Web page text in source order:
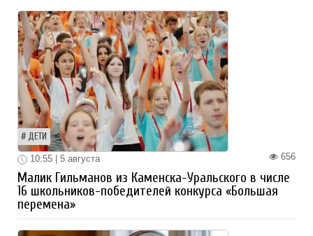
ДЕТИ
656
10:55 | 5 августа
Малик Гильманов из Каменска-Уральского в числе
16 школьников-победителей конкурса «Большая
перемена»